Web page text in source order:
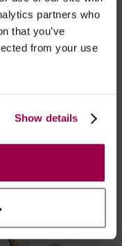
partners who
that you’ve
from your use
Show details
para
do país de envio.